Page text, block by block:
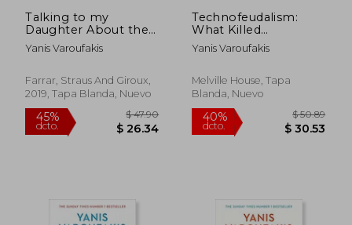
Talking to my
Daughter About the
Economy: Or, how
Capitalism Works--
Inglés)
Yanis Varoufakis
Farrar, Straus And Giroux,
2019, Tapa Blanda, Nuevo
Technofeudalism:
What Killed
Capitalism (en Inglés)
Yanis Varoufakis
Melville House, Tapa
Blanda, Nuevo